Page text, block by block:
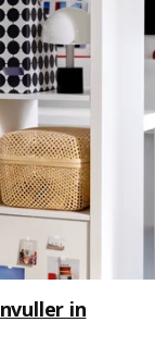
in